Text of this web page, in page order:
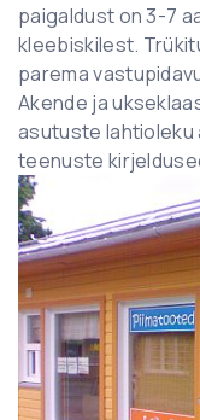
paigaldust on 3-7
kleebiskilest.
parema
Akende ja
asutuste
teenuste